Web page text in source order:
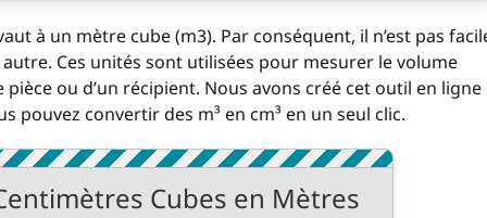
à un mètre cube (m3). Par conséquent, il n’est pas
Ces unités sont utilisées pour mesurer le volume
pièce ou d’un récipient. Nous avons créé cet outil en ligne
pouvez convertir des m³ en cm³ en un seul clic.
Cubes en Mètres